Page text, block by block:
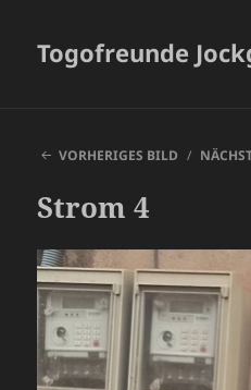
Togofreunde
VORHERIGES BILD
Strom 4